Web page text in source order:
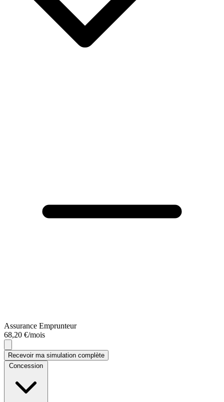
Assurance Emprunteur
68,20 €/mois
Recevoir ma simulation complète
Concession